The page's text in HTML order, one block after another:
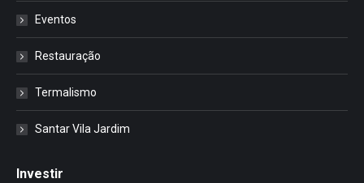
Eventos
Restauração
Termalismo
Santar Vila Jardim
Investir